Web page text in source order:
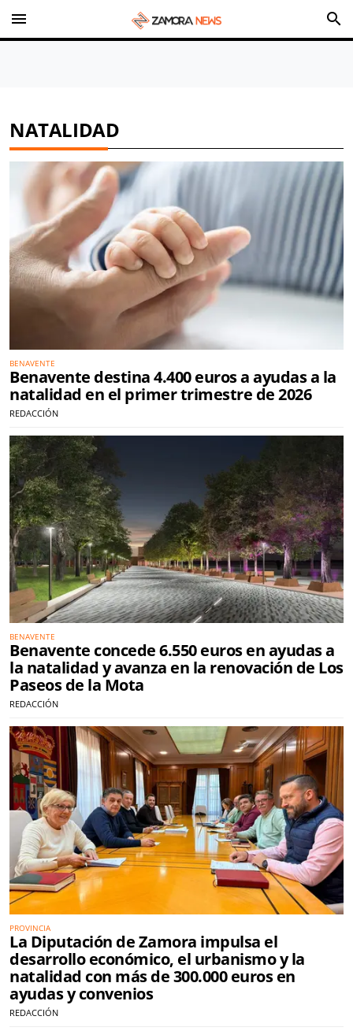
menu search
NATALIDAD
BENAVENTE
Benavente destina 4.400 euros a ayudas a la
natalidad en el primer trimestre de 2026
REDACCIÓN
BENAVENTE
Benavente concede 6.550 euros en ayudas a
la natalidad y avanza en la renovación de Los
Paseos de la Mota
REDACCIÓN
PROVINCIA
La Diputación de Zamora impulsa el
desarrollo económico, el urbanismo y la
natalidad con más de 300.000 euros en
ayudas y convenios
REDACCIÓN